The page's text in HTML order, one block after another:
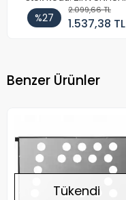
%27
2.099,66 TL
1.537,38 TL
Benzer Ürünler
Tükendi